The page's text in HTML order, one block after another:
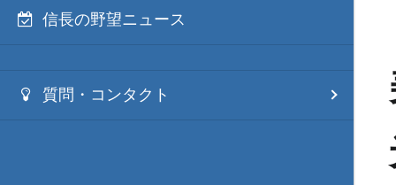
信長の野望ニュース
質問・コンタクト